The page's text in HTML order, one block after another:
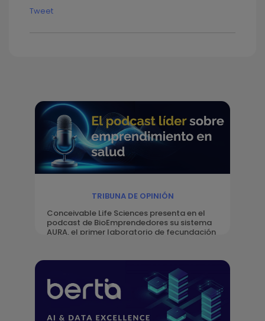
Tweet
TRIBUNA DE OPINIÓN
Conceivable Life Sciences presenta en el
podcast de BioEmprendedores su sistema
AURA, el primer laboratorio de fecundación